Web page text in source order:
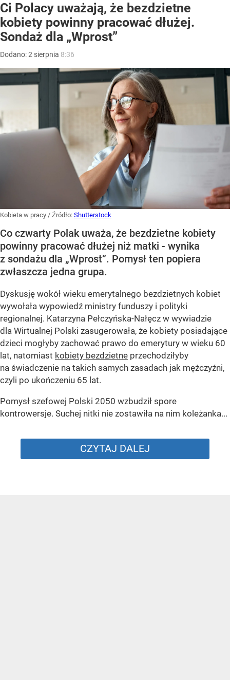
Ci Polacy uważają, że bezdzietne
kobiety powinny pracować dłużej.
Sondaż dla „Wprost”
Dodano:2 sierpnia 8:36
Kobieta w pracy / Źródło: Shutterstock
Co czwarty Polak uważa, że bezdzietne kobiety
powinny pracować dłużej niż matki - wynika
z sondażu dla „Wprost”. Pomysł ten popiera
zwłaszcza jedna grupa.
Dyskusję wokół wieku emerytalnego bezdzietnych kobiet
wywołała wypowiedź ministry funduszy i polityki
regionalnej. Katarzyna Pełczyńska-Nałęcz w wywiadzie
dla Wirtualnej Polski zasugerowała, że kobiety posiadające
dzieci mogłyby zachować prawo do emerytury w wieku 60
lat, natomiast kobiety bezdzietne przechodziłyby
na świadczenie na takich samych zasadach jak mężczyźni,
czyli po ukończeniu 65 lat.
Pomysł szefowej Polski 2050 wzbudził spore
kontrowersje. Suchej nitki nie zostawiła na nim koleżanka...
CZYTAJ DALEJ